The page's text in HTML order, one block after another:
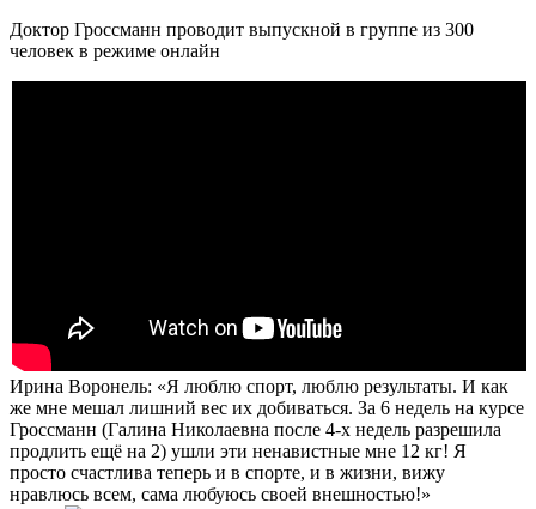
Доктор Гроссманн проводит выпускной в группе из 300
человек в режиме онлайн
Ирина Воронель: «Я люблю спорт, люблю результаты. И как
же мне мешал лишний вес их добиваться. За 6 недель на курсе
Гроссманн (Галина Николаевна после 4-х недель разрешила
продлить ещё на 2) ушли эти ненавистные мне 12 кг! Я
просто счастлива теперь и в спорте, и в жизни, вижу
нравлюсь всем, сама любуюсь своей внешностью!»